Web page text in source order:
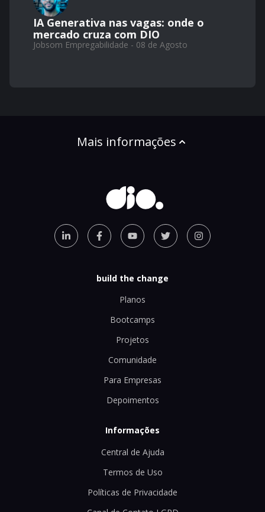
IA Generativa nas vagas: onde o
mercado cruza com DIO
Jobsom Empregabilidade - 08 de Agosto
Mais informações
build the change
Planos
Bootcamps
Projetos
Comunidade
Para Empresas
Depoimentos
Informações
Central de Ajuda
Termos de Uso
Políticas de Privacidade